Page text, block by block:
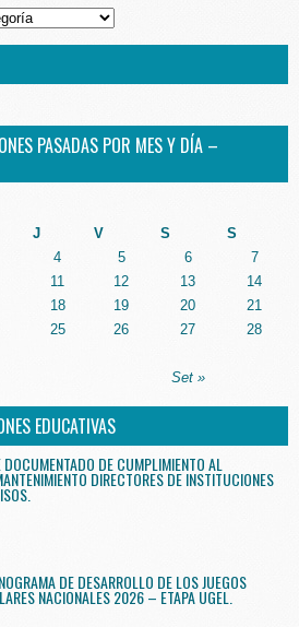
PASADAS POR MES Y DÍA –
J V S S
Set »
4 5 6
7
11 12 13
14
18 19 20
21
25 26 27
28
EDUCATIVAS
DOCUMENTADO DE CUMPLIMIENTO AL
DIRECTORES DE INSTITUCIONES
DE DESARROLLO DE LOS JUEGOS
NACIONALES 2026 – ETAPA UGEL.